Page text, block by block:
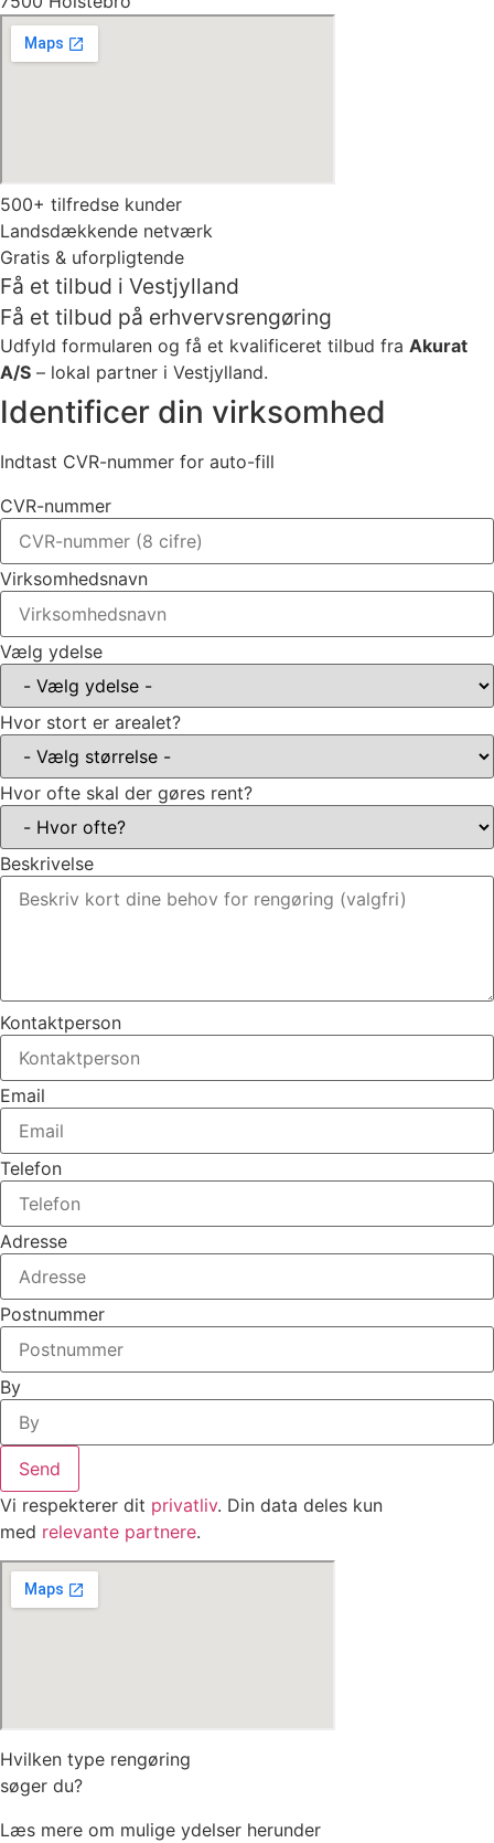
500+ tilfredse kunder
Landsdækkende netværk
Gratis & uforpligtende
Få et tilbud i Vestjylland
Få et tilbud på erhvervsrengøring
Udfyld formularen og få et kvalificeret tilbud fra Akurat
A/S – lokal partner i Vestjylland.
Identificer din virksomhed
Indtast CVR-nummer for auto-fill
CVR-nummer
Virksomhedsnavn
Vælg ydelse
Hvor stort er arealet?
Hvor ofte skal der gøres rent?
Beskrivelse
Kontaktperson
Email
Telefon
Adresse
Postnummer
By
Send
Vi respekterer dit privatliv. Din data deles kun
med relevante partnere.
Hvilken type rengøring
søger du?
Læs mere om mulige ydelser herunder